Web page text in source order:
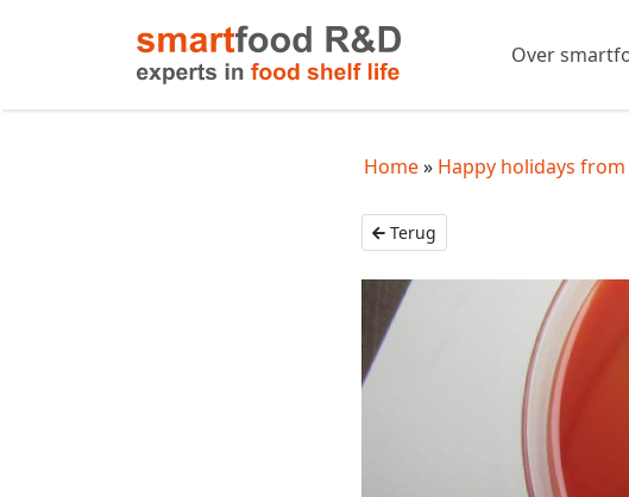
Over
Home Happy holidays
Terug